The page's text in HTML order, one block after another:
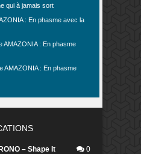
qui à jamais sort
: En phasme avec la
AMAZONIA : En phasme
AMAZONIA : En phasme
– Shape It
0